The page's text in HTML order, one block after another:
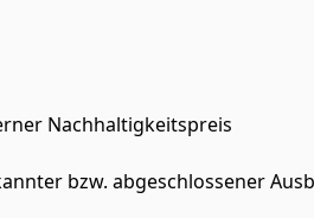
Nachhaltigkeitspreis
bzw. abgeschlossener